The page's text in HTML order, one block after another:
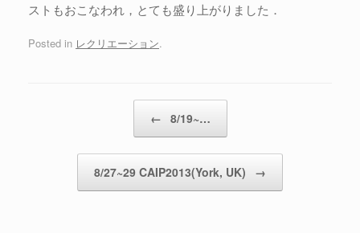
ストもおこなわれ，とても盛り上がりました．
Posted in レクリエーション.
← 8/19~…
8/27~29 CAIP2013(York, UK) →